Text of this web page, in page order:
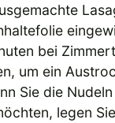
bei
um ein
Sie die
legen